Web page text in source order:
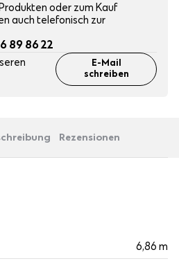
oder zum Kauf
auch telefonisch zur
89 86 22
E-Mail
schreiben
Rezensionen
6,86 m